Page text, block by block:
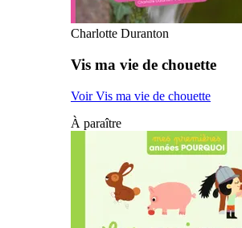
Charlotte Duranton
Vis ma vie de chouette
Voir Vis ma vie de chouette
À paraître